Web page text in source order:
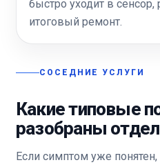
быстро уходит в
итоговый ремонт.
СОСЕДНИЕ УСЛУГИ
Какие типовые
разобраны
Если симптом уже